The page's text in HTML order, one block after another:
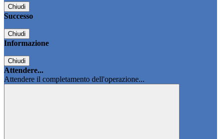
Chiudi
Successo
Chiudi
Informazione
Chiudi
Attendere...
Attendere il completamento dell'operazione...